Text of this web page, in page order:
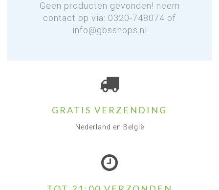
Geen producten gevonden! neem
contact op via: 0320-748074 of
info@gbsshops.nl
GRATIS VERZENDING
Nederland en België